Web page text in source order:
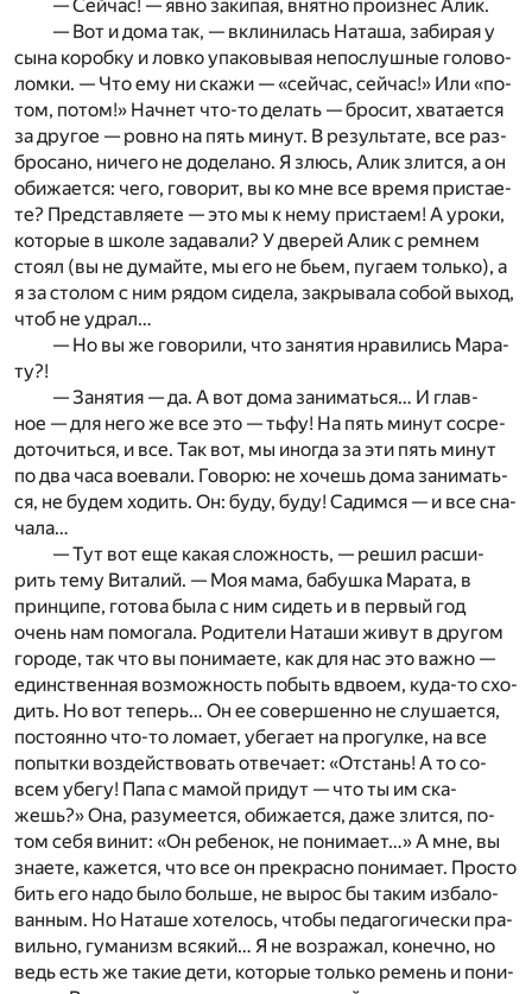
— Сей­час! — явно за­ки­пая, внят­но про­из­нес Алик.
— Вот и дома так, — вкли­ни­лась На­та­ша, за­би­рая у
сына ко­роб­ку и лов­ко упа­ко­вы­вая не­по­слуш­ные го­ло­во­
лом­ки. — Что ему ни ска­жи — «сей­час, сей­час!» Или «по­
том, по­том!» На­чнет что-то де­лать — бро­сит, хва­та­ет­ся
за дру­гое — ров­но на пять ми­нут. В ре­зуль­та­те, все раз­
бро­са­но, ни­че­го не до­де­ла­но. Я злюсь, Алик злит­ся, а он
оби­жа­ет­ся: чего, го­во­рит, вы ко мне все вре­мя при­ста­е­
те? Пред­став­ля­е­те — это мы к нему при­ста­ем! А уро­ки,
ко­то­рые в шко­ле за­да­ва­ли? У две­рей Алик с рем­нем
сто­ял (вы не ду­май­те, мы его не бьем, пу­га­ем толь­ко), а
я за сто­лом с ним ря­дом си­де­ла, за­кры­ва­ла со­бой вы­ход,
чтоб не удрал…
— Но вы же го­во­ри­ли, что за­ня­тия нра­ви­лись Ма­ра­
ту?!
— За­ня­тия — да. А вот дома за­ни­мать­ся… И глав­
ное — для него же все это — тьфу! На пять ми­нут со­сре­
до­то­чить­ся, и все. Так вот, мы ино­гда за эти пять ми­нут
по два часа во­е­ва­ли. Го­во­рю: не хо­чешь дома за­ни­мать­
ся, не бу­дем хо­дить. Он: буду, буду! Са­дим­ся — и все сна­
ча­ла…
— Тут вот еще ка­кая слож­ность, — ре­шил рас­ши­
рить тему Ви­та­лий. — Моя мама, ба­буш­ка Ма­ра­та, в
прин­ци­пе, го­то­ва была с ним си­деть и в пер­вый год
очень нам по­мо­га­ла. Ро­ди­те­ли На­та­ши жи­вут в дру­гом
го­ро­де, так что вы по­ни­ма­е­те, как для нас это важ­но —
един­ствен­ная воз­мож­ность по­быть вдво­ем, куда-то схо­
дить. Но вот те­перь… Он ее со­вер­шен­но не слу­ша­ет­ся,
по­сто­ян­но что-то ло­ма­ет, убе­га­ет на про­гул­ке, на все
по­пыт­ки воз­дей­ство­вать от­ве­ча­ет: «От­стань! А то со­
всем убе­гу! Папа с ма­мой при­дут — что ты им ска­
жешь?» Она, ра­зу­ме­ет­ся, оби­жа­ет­ся, даже злит­ся, по­
том себя ви­нит: «Он ре­бе­нок, не по­ни­ма­ет…» А мне, вы
зна­е­те, ка­жет­ся, что все он пре­крас­но по­ни­ма­ет. Про­сто
бить его надо было боль­ше, не вы­рос бы та­ким из­ба­ло­
ван­ным. Но На­та­ше хо­те­лось, что­бы пе­да­го­ги­че­ски пра­
виль­но, гу­ма­низм вся­кий… Я не воз­ра­жал, ко­неч­но, но
ведь есть же та­кие дети, ко­то­рые толь­ко ре­мень и по­ни­